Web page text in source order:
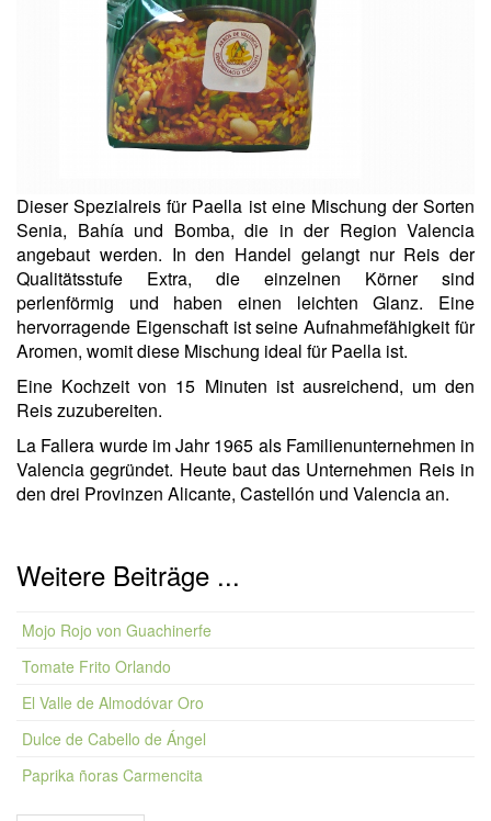
Dieser Spezialreis für Paella ist eine Mischung der Sorten
Senia, Bahía und Bomba, die in der Region Valencia
angebaut werden. In den Handel gelangt nur Reis der
Qualitätsstufe Extra, die einzelnen Körner sind
perlenförmig und haben einen leichten Glanz. Eine
hervorragende Eigenschaft ist seine Aufnahmefähigkeit für
Aromen, womit diese Mischung ideal für Paella ist.
Eine Kochzeit von 15 Minuten ist ausreichend, um den
Reis zuzubereiten.
La Fallera wurde im Jahr 1965 als Familienunternehmen in
Valencia gegründet. Heute baut das Unternehmen Reis in
den drei Provinzen Alicante, Castellón und Valencia an.
Weitere Beiträge ...
Mojo Rojo von Guachinerfe
Tomate Frito Orlando
El Valle de Almodóvar Oro
Dulce de Cabello de Ángel
Paprika ñoras Carmencita